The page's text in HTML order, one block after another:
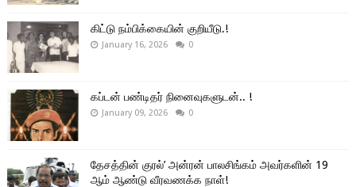
கிட்டு நம்பிக்கையின் குறியீடு.!
January 16, 2026 0
கப்டன் பண்டிதர் நினைவுகளுடன்.. !
January 09, 2026 0
தேசத்தின் குரல்’ அன்ரன் பாலசிங்கம் அவர்களின் 19
ஆம் ஆண்டு வீரவணக்க நாள்!